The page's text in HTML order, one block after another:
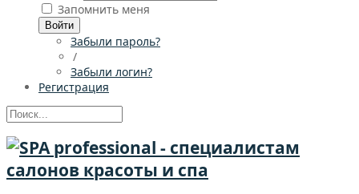
Запомнить меня
Войти
Забыли пароль?
/
Забыли логин?
Регистрация